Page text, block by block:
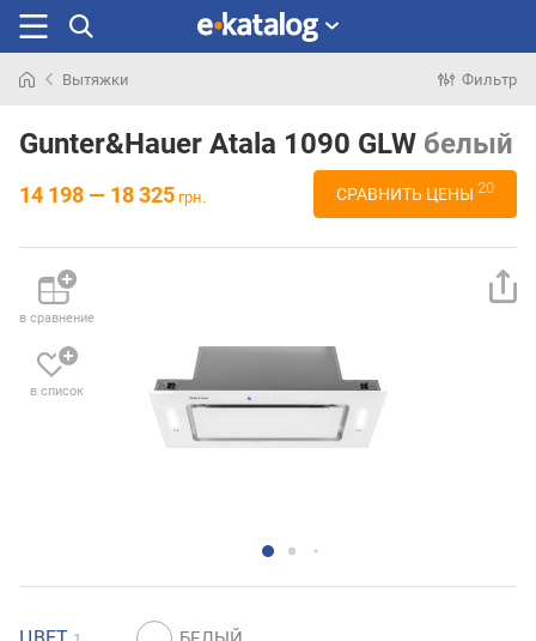
раньше
Вытяжки Фильтр
Gunter&Hauer Atala 1090 GLW белый
14 198 — 18 325 грн. СРАВНИТЬ ЦЕНЫ 20
в сравнение
в список